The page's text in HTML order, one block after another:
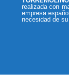
realizada con
empresa
necesidad de su